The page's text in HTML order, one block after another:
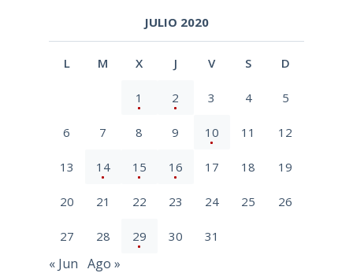
JULIO 2020
L M X J V S D
1 2 3 4 5
6 7 8 9 10 11 12
13 14 15 16 17 18 19
20 21 22 23 24 25 26
27 28 29 30 31
« Jun Ago »